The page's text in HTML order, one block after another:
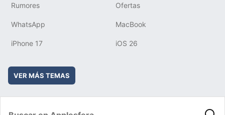
Rumores Ofertas
WhatsApp MacBook
iPhone 17 iOS 26
VER MÁS TEMAS